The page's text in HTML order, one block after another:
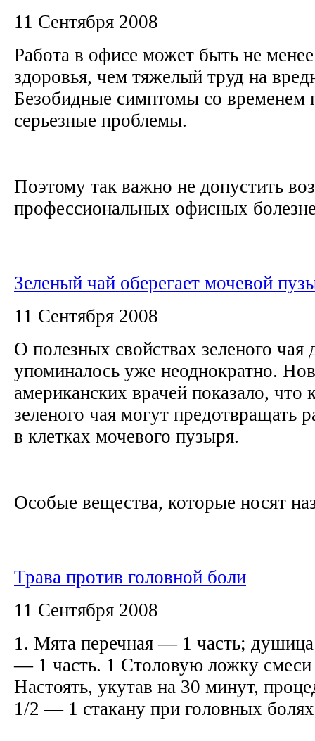
11 Сентября 2008
Работа в офисе может быть не
здоровья, чем тяжелый труд на
Безобидные симптомы со временем
серьезные проблемы.
Поэтому так важно не допустить
профессиональных офисных
Зеленый чай оберегает мочевой
11 Сентября 2008
О полезных свойствах зеленого чая
упоминалось уже неоднократно.
американских врачей показало, что
зеленого чая могут предотвращать
в клетках мочевого пузыря.
Особые вещества, которые носят
Трава против головной боли
11 Сентября 2008
1. Мята перечная — 1 часть;
— 1 часть. 1 Столовую ложку смеси
Настоять, укутав на 30 минут,
1/2 — 1 стакану при головных